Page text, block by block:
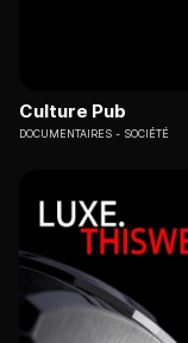
Culture Pub
DOCUMENTAIRES SOCIÉTÉ